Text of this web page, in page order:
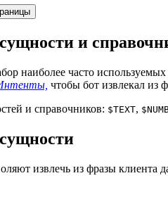
и
наиболее часто
чтобы бот извлекал из
и справочников: $TEXT,
извлечь из фразы клиента